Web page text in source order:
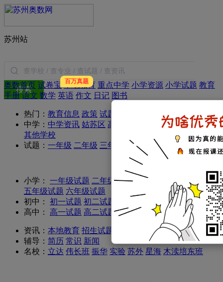
苏州站
搜索
奥数首页 试卷宝 百万真题
本地教育 重点中学 小学资源 小学试题 教育
手册 语文 数学 英语 作文 日记 图书
热门： 教育信息 政策 试题 经验交流 征文
中学： 中学资讯 姑苏区 高新区 工业园区 吴中区
相城区
其他学校
试题： 一年级 二年级 三年级 四年级 五年级 六年级
小学： 一年级试题 二年级试题 三年级试题
四年级试题
五年级试题 六年级试题
初中：
初一试题 初二试题
高中：
高一试题 高二试题 高三试题
资讯： 本地教育 招生试题
经验
辅导： 简历 常识 新闻
名校： 立达 伟长班 振华 实验 苏外 星海 木渎培东班